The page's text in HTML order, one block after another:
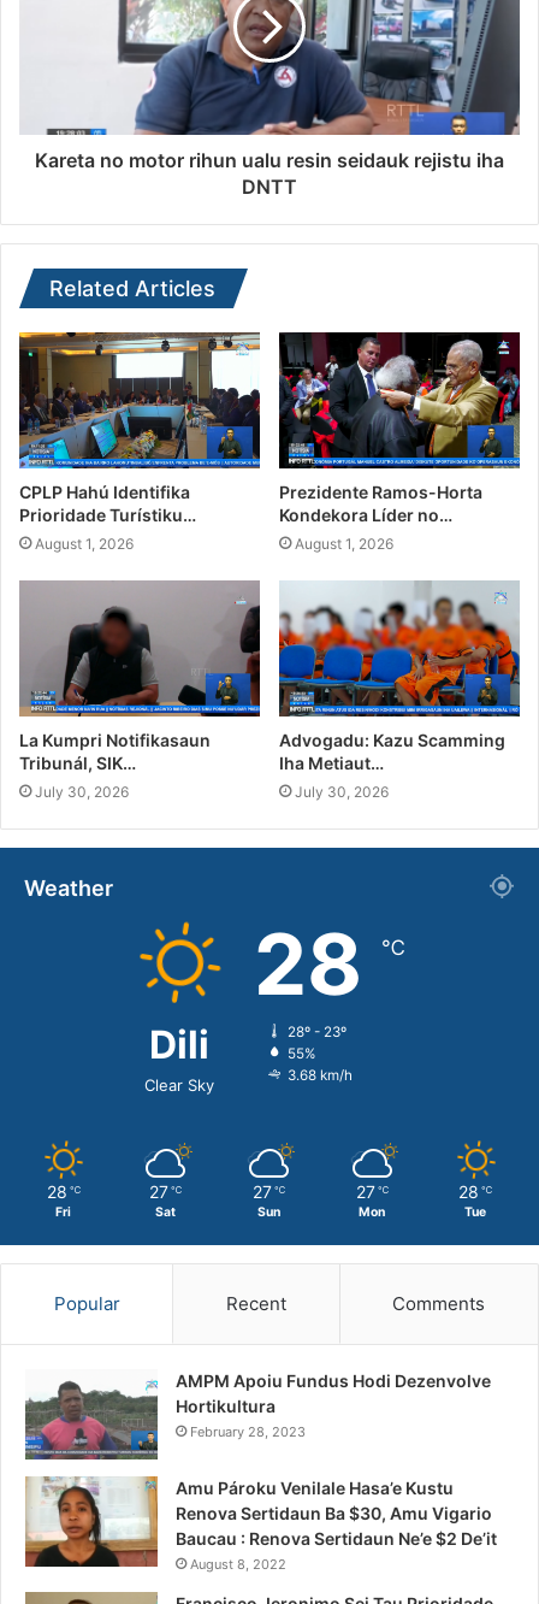
Kareta no motor rihun ualu resin seidauk rejistu iha
DNTT
Related Articles
CPLP Hahú Identifika
Prioridade Turístiku…
August 1, 2026
Prezidente Ramos-Horta
Kondekora Líder no…
August 1, 2026
La Kumpri Notifikasaun
Tribunál, SIK…
July 30, 2026
Advogadu: Kazu Scamming
Iha Metiaut…
July 30, 2026
Weather
Dili
Clear Sky
28 ℃
28º - 23º
55%
3.68 km/h
28 ℃
Fri
27 ℃
Sat
27 ℃
Sun
27 ℃
Mon
28 ℃
Tue
Popular Recent Comments
AMPM Apoiu Fundus Hodi Dezenvolve
Hortikultura
February 28, 2023
Amu Pároku Venilale Hasa’e Kustu
Renova Sertidaun Ba $30, Amu Vigario
Baucau : Renova Sertidaun Ne’e $2 De’it
August 8, 2022